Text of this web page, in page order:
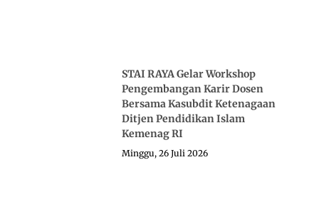
STAI RAYA Gelar Workshop
Pengembangan Karir Dosen
Bersama Kasubdit Ketenagaan
Ditjen Pendidikan Islam
Kemenag RI
Minggu, 26 Juli 2026